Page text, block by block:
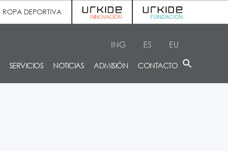
ROPA DEPORTIVA
ING ES EU
SERVICIOS NOTICIAS ADMISIÓN CONTACTO